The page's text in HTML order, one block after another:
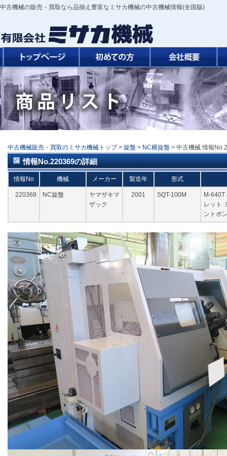
中古機械の販売・買取なら品揃え豊富なミサカ機械の中古機械情報(全国版)
中古機械販売・買取のミサカ機械トップ > 旋盤 > NC横旋盤 > 中古機械 情報
情報No.220369の詳細
情報No 機械 メーカー 製造年 形式
220369 NC旋盤
ヤマザキマ
ザック
2001 SQT-100M
M-
レット
ントポ